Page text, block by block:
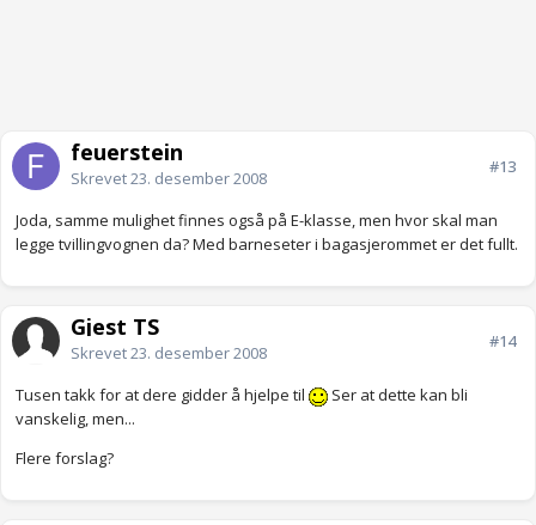
feuerstein
Skrevet23. desember 2008
#13
Joda, samme mulighet finnes også på E-klasse, men hvor skal man
legge tvillingvognen da? Med barneseter i bagasjerommet er det fullt.
Gjest TS
Skrevet23. desember 2008
#14
Tusen takk for at dere gidder å hjelpe til
Ser at dette kan bli
vanskelig, men...
Flere forslag?